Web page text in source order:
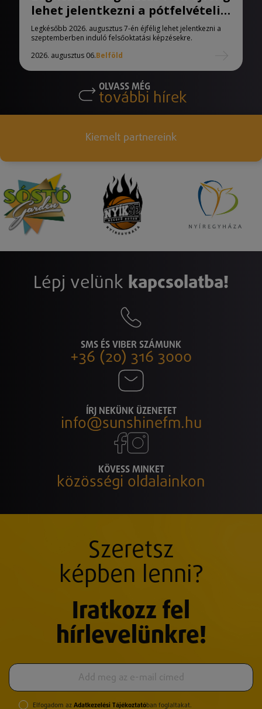
lehet jelentkezni a pótfelvételi
eljárásban
Legkésőbb 2026. augusztus 7-én éjfélig lehet jelentkezni a
szeptemberben induló felsőoktatási képzésekre.
2026. augusztus 06.Belföld
OLVASS MÉG
további hírek
Kiemelt partnereink
Lépj velünk kapcsolatba!
SMS ÉS VIBER SZÁMUNK
+36 (20) 316 3000
ÍRJ NEKÜNK ÜZENETET
info@sunshinefm.hu
KÖVESS MINKET
közösségi oldalainkon
Szeretsz
képben lenni?
Iratkozz fel
hírlevelünkre!
Elfogadom az Adatkezelési Tájékoztatóban foglaltakat.